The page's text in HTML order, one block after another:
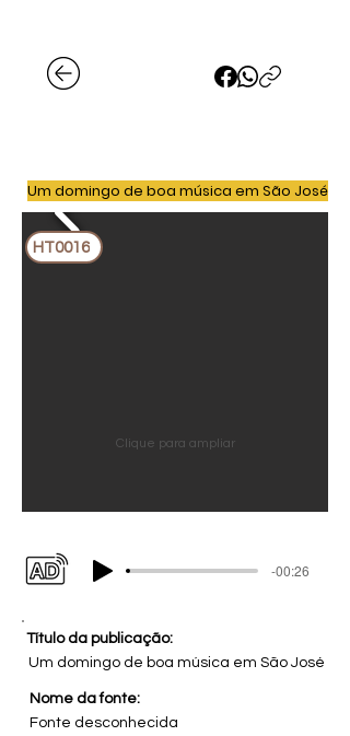
Um domingo de boa música em São José
HT0016
Clique para ampliar
-00:26
Título da publicação:
Um domingo de boa música em São José
Nome da fonte:
Fonte desconhecida